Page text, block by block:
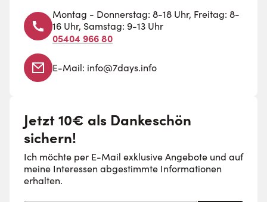
Montag - Donnerstag: 8-18 Uhr, Freitag: 8-
16 Uhr, Samstag: 9-13 Uhr
05404 966 80
E-Mail: info@7days.info
Jetzt 10€ als Dankeschön
sichern!
Ich möchte per E-Mail exklusive Angebote und auf
meine Interessen abgestimmte Informationen
erhalten.